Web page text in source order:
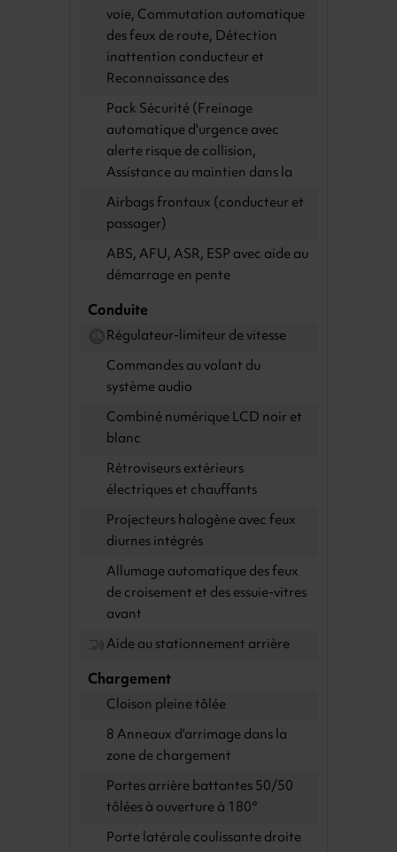
voie, Commutation automatique
des feux de route, Détection
inattention conducteur et
Reconnaissance des
Pack Sécurité (Freinage
automatique d'urgence avec
alerte risque de collision,
Assistance au maintien dans la
Airbags frontaux (conducteur et
passager)
ABS, AFU, ASR, ESP avec aide au
démarrage en pente
Conduite
Régulateur-limiteur de vitesse
Commandes au volant du
système audio
Combiné numérique LCD noir et
blanc
Rétroviseurs extérieurs
électriques et chauffants
Projecteurs halogène avec feux
diurnes intégrés
Allumage automatique des feux
de croisement et des essuie-vitres
avant
Aide au stationnement arrière
Chargement
Cloison pleine tôlée
8 Anneaux d'arrimage dans la
zone de chargement
Portes arrière battantes 50/50
tôlées à ouverture à 180°
Porte latérale coulissante droite